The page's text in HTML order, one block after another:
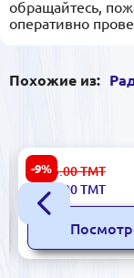
обращайтесь,
оперативно
Похожие из:
-9%
Demir Döküm
50/80 | Радиатор
1 135.00ТМТ
1 022.00ТМТ